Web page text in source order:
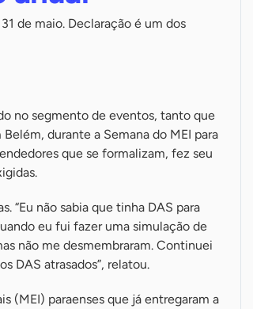
de maio. Declaração é um dos
no segmento de eventos, tanto que
durante a Semana do MEI para
que se formalizam, fez seu
“Eu não sabia que tinha DAS para
eu fui fazer uma simulação de
não me desmembraram. Continuei
DAS atrasados”, relatou.
(MEI) paraenses que já entregaram a